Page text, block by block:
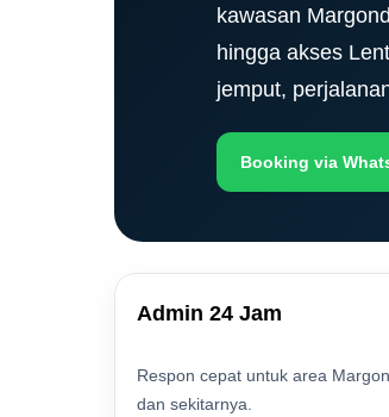
kawasan
hingga akses
jemput,
Booking via
Admin 24 Jam
Respon cepat untuk area
dan sekitarnya.